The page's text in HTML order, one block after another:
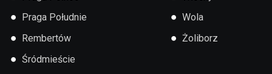
● Praga Południe
● Rembertów
● Śródmieście
● Wola
● Żoliborz